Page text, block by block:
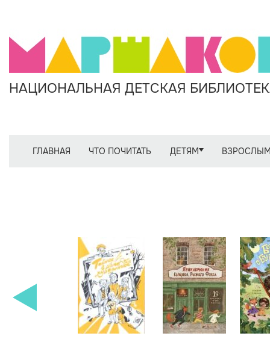
НАЦИОНАЛЬНАЯ ДЕТСКАЯ
ГЛАВНАЯ ЧТО ПОЧИТАТЬ ДЕТЯМ